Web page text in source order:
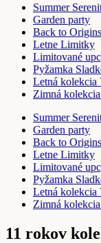
Summer
Garden party
Back to Origins
Letne Limitky
Limitované
Pyžamka
Letná kolekcia
Zimná
Summer
Garden party
Back to Origins
Letne Limitky
Limitované
Pyžamka
Letná kolekcia
Zimná
11 rokov